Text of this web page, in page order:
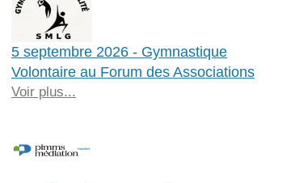
5 septembre 2026 - Gymnastique
Volontaire au Forum des Associations
Voir plus...